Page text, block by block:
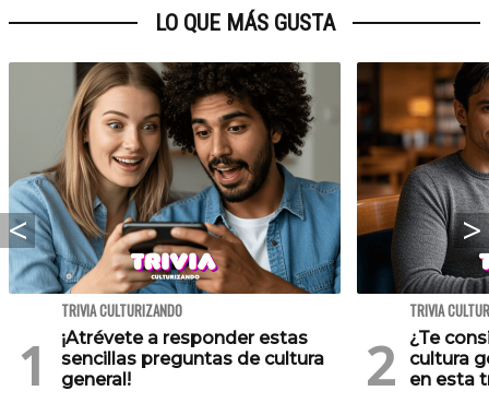
LO QUE MÁS GUSTA
TRIVIA CULTURIZANDO
¡Atrévete a responder estas
sencillas preguntas de cultura
general!
TRIVIA
¿Te
cultura
en esta